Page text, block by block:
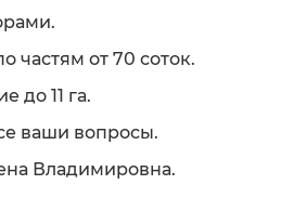
частям от 70 соток.
до 11 га.
ваши вопросы.
Владимировна.